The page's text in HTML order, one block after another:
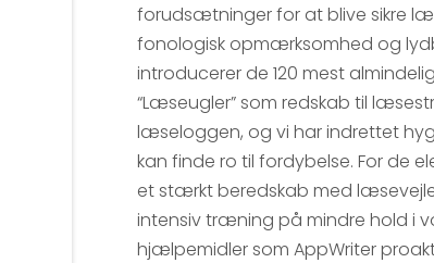
forudsætninger for at blive sikre
fonologisk opmærksomhed og
introducerer de 120 mest
“Læseugler” som redskab til
læseloggen, og vi har indrettet
kan finde ro til fordybelse. For de
et stærkt beredskab med
intensiv træning på mindre hold i
hjælpemidler som AppWriter